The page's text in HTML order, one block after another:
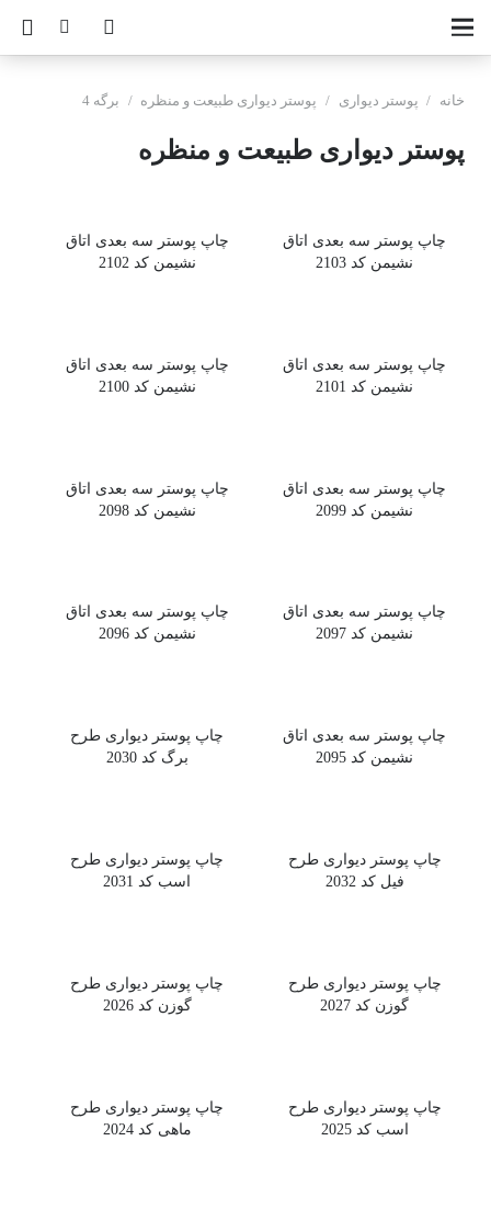
خانه / پوستر دیواری / پوستر دیواری طبیعت و منظره / برگه 4
پوستر دیواری طبیعت و منظره
چاپ پوستر سه بعدی اتاق
نشیمن کد 2103
چاپ پوستر سه بعدی اتاق
نشیمن کد 2102
چاپ پوستر سه بعدی اتاق
نشیمن کد 2101
چاپ پوستر سه بعدی اتاق
نشیمن کد 2100
چاپ پوستر سه بعدی اتاق
نشیمن کد 2099
چاپ پوستر سه بعدی اتاق
نشیمن کد 2098
چاپ پوستر سه بعدی اتاق
نشیمن کد 2097
چاپ پوستر سه بعدی اتاق
نشیمن کد 2096
چاپ پوستر سه بعدی اتاق
نشیمن کد 2095
چاپ پوستر دیواری طرح
برگ کد 2030
چاپ پوستر دیواری طرح
فیل کد 2032
چاپ پوستر دیواری طرح
اسب کد 2031
چاپ پوستر دیواری طرح
گوزن کد 2027
چاپ پوستر دیواری طرح
گوزن کد 2026
چاپ پوستر دیواری طرح
اسب کد 2025
چاپ پوستر دیواری طرح
ماهی کد 2024